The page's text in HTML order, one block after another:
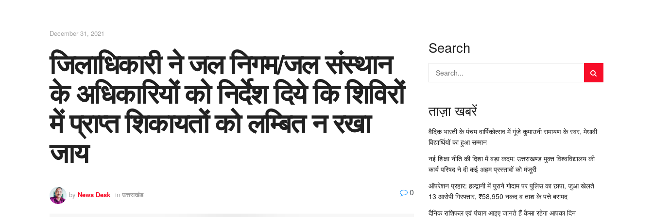
December 31, 2021
जिलाधिकारी ने जल निगम/जल संस्थान
के अधिकारियों को निर्देश दिये कि शिविरों
में प्राप्त शिकायतों को लम्बित न रखा
जाय
by News Desk in उत्तराखंड 0
Search
ताज़ा खबरें
वैदिक भारती के पंचम वार्षिकोत्सव में गूंजे कुमाउनी रामायण के स्वर, मेधावी
विद्यार्थियों का हुआ सम्मान
नई शिक्षा नीति की दिशा में बड़ा कदम: उत्तराखण्ड मुक्त विश्वविद्यालय की
कार्य परिषद ने दी कई अहम प्रस्तावों को मंजूरी
ऑपरेशन प्रहार: हल्द्वानी में पुराने गोदाम पर पुलिस का छापा, जुआ खेलते
13 आरोपी गिरफ्तार, ₹58,950 नकद व ताश के पत्ते बरामद
दैनिक राशिफल एवं पंचाग आइए जानते हैं कैसा रहेगा आपका दिन